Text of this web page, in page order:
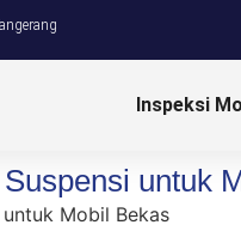
Inspeksi
untuk